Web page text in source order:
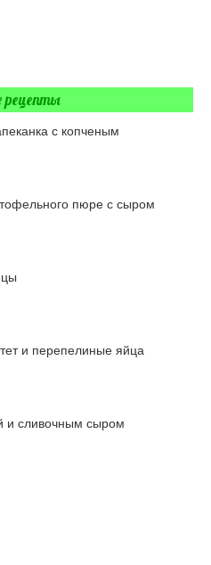
рецепты
с копченым
пюре с сыром
и перепелиные яйца
и сливочным сыром